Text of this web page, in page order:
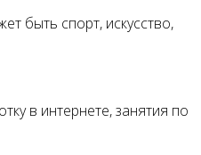
быть спорт, искусство,
в интернете, занятия по